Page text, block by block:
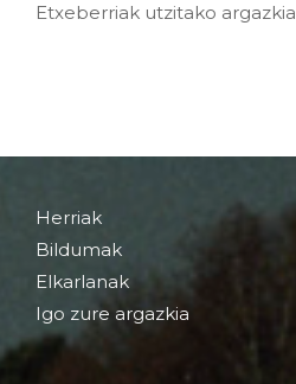
Etxeberriak utzitako argazkia
Herriak
Bildumak
Elkarlanak
Igo zure argazkia